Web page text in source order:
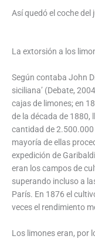
Así quedó el coche del
La extorsión a los
Según contaba John
siciliana’ (Debate,
cajas de limones; en
de la década de 1880,
cantidad de
mayoría de ellas
expedición de
eran los campos de
superando incluso a
París. En 1876 el
veces el rendimiento
Los limones eran, por